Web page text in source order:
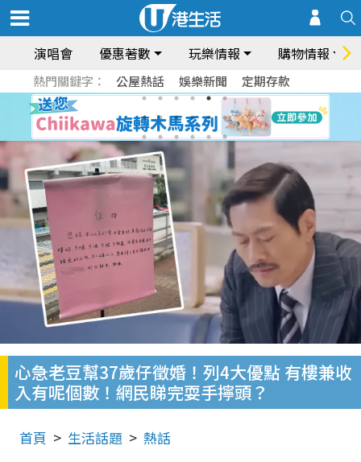
演唱會 優惠著數 玩樂情報 購物情報
熱門關鍵字： 公屋熱話 娛樂新聞 定期存款
心急老豆幫37歲仔徵婚！列4大優點 有樓兼收
入有呢個數！網民睇完耍手擰頭？
首頁 生活話題 熱話